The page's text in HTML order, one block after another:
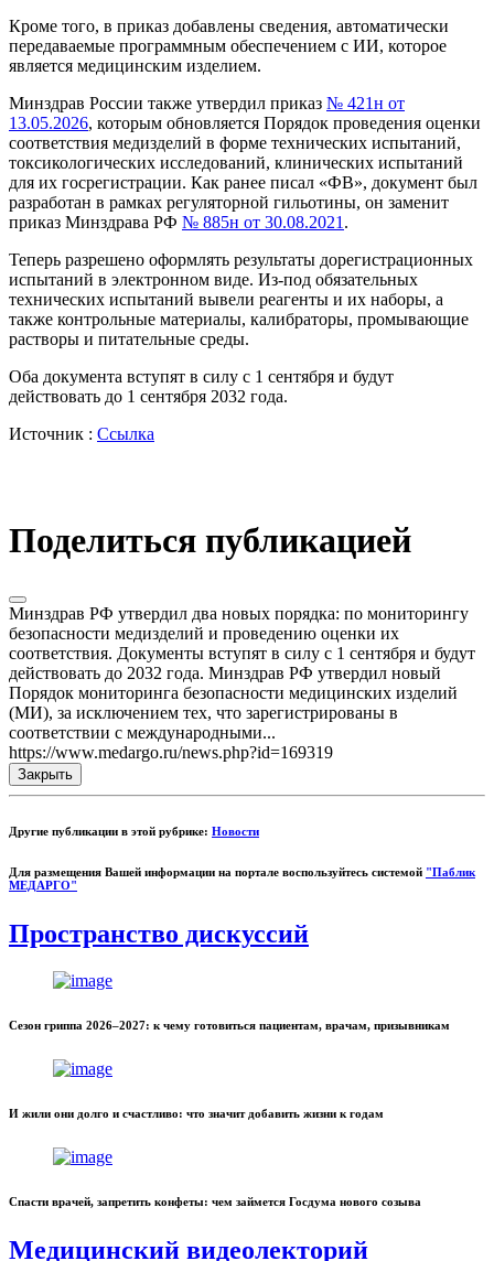
Кроме того, в приказ добавлены сведения, автоматически
передаваемые программным обеспечением с ИИ, которое
является медицинским изделием.
Минздрав России также утвердил приказ № 421н от
13.05.2026, которым обновляется Порядок проведения оценки
соответствия медизделий в форме технических испытаний,
токсикологических исследований, клинических испытаний
для их госрегистрации. Как ранее писал «ФВ», документ был
разработан в рамках регуляторной гильотины, он заменит
приказ Минздрава РФ № 885н от 30.08.2021 .
Теперь разрешено оформлять результаты дорегистрационных
испытаний в электронном виде. Из-под обязательных
технических испытаний вывели реагенты и их наборы, а
также контрольные материалы, калибраторы, промывающие
растворы и питательные среды.
Оба документа вступят в силу с 1 сентября и будут
действовать до 1 сентября 2032 года.
Источник : Ссылка
Поделиться публикацией
Минздрав РФ утвердил два новых порядка: по мониторингу
безопасности медизделий и проведению оценки их
соответствия. Документы вступят в силу с 1 сентября и будут
действовать до 2032 года. Минздрав РФ утвердил новый
Порядок мониторинга безопасности медицинских изделий
(МИ), за исключением тех, что зарегистрированы в
соответствии с международными...
https://www.medargo.ru/news.php?id=169319
Закрыть
Другие публикации в этой рубрике: Новости
Для размещения Вашей информации на портале воспользуйтесь системой "Паблик
МЕДАРГО"
Пространство дискуссий
Сезон гриппа 2026–2027: к чему готовиться пациентам, врачам, призывникам
И жили они долго и счастливо: что значит добавить жизни к годам
Спасти врачей, запретить конфеты: чем займется Госдума нового созыва
Медицинский видеолекторий